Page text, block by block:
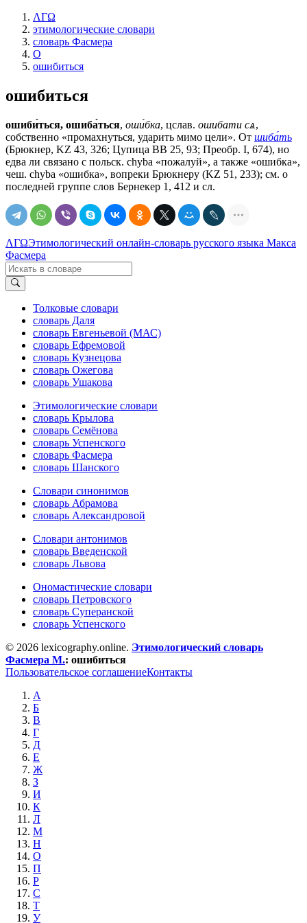
ΛΓΩ
этимологические словари
словарь Фасмера
О
ошибиться
ошибиться
ошиби́ться, ошиба́ться, оши́бка, цслав. ошибати сѧ,
собственно «промахнуться, ударить мимо цели». От шиба́ть
(Брюкнер, KZ 43, 326; Цупица ВВ 25, 93; Преобр. I, 674), но
едва ли связано с польск. сhуbа «пожалуй», а также «ошибка»,
чеш. сhуbа «ошибка», вопреки Брюкнеру (KZ 51, 233); см. о
последней группе слов Бернекер 1, 412 и сл.
ΛΓΩЭтимологический онлайн-словарь русского языка Макса
Фасмера
Толковые словари
словарь Даля
словарь Евгеньевой (МАС)
словарь Ефремовой
словарь Кузнецова
словарь Ожегова
словарь Ушакова
Этимологические словари
словарь Крылова
словарь Семёнова
словарь Успенского
словарь Фасмера
словарь Шанского
Словари синонимов
словарь Абрамова
словарь Александровой
Словари антонимов
словарь Введенской
словарь Львова
Ономастические словари
словарь Петровского
словарь Суперанской
словарь Успенского
© 2026 lexicography.online. Этимологический словарь
Фасмера М.: ошибиться
Пользовательское соглашениеКонтакты
А
Б
В
Г
Д
Е
Ж
З
И
К
Л
М
Н
О
П
Р
С
Т
У